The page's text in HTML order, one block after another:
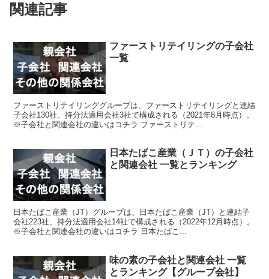
関連記事
ファーストリテイリングの子会社
一覧
ファーストリテイリンググループは、ファーストリテイリングと連結
子会社130社、持分法適用会社3社で構成される（2021年8月時点）。
※子会社と関連会社の違いはコチラ ファーストリテ...
日本たばこ産業（ＪＴ）の子会社
と関連会社 一覧とランキング
日本たばこ産業（JT）グループは、日本たばこ産業（JT）と連結子
会社223社、持分法適用会社14社で構成される（2022年12月時点）。
※子会社と関連会社の違いはコチラ 日本たばこ...
味の素の子会社と関連会社 一覧
とランキング【グループ会社】